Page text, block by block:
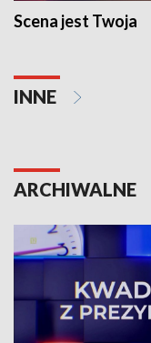
Scena jest Twoja
INNE
ARCHIWALNE